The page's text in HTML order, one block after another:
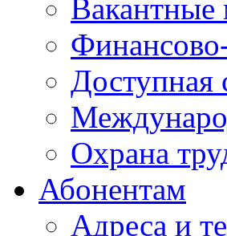
Вакантные
Доступная
Охрана
Абонентам
Адреса и